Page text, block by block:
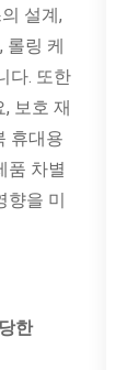
설계,
롤링 케
다. 또한
보호 재
휴대용
품 차별
향을 미
한